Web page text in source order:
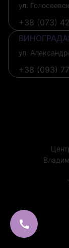
ул.
+38 (073)
ул.
+38 (093)
